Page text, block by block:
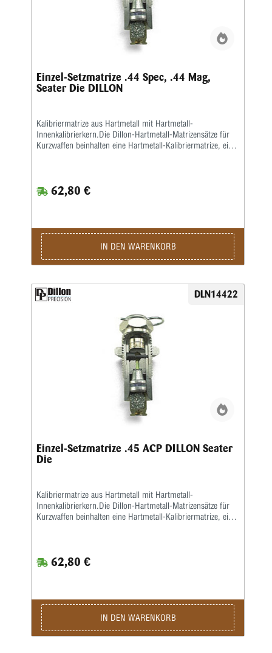
Einzel-Setzmatrize .44 Spec, .44 Mag,
Seater Die DILLON
Kalibriermatrize aus Hartmetall mit Hartmetall-
Innenkalibrierkern.Die Dillon-Hartmetall-Matrizensätze für
Kurzwaffen beinhalten eine Hartmetall-Kalibriermatrize, eine
Pulverfüllen in einem Arbeitsgang geschieht. Sollten Sie
Dillon-Matrizensätze in einer Einstationen-Presse benutzen,
62,80 €
IN DEN WARENKORB
DLN14422
Einzel-Setzmatrize .45 ACP DILLON Seater
Die
Kalibriermatrize aus Hartmetall mit Hartmetall-
Innenkalibrierkern.Die Dillon-Hartmetall-Matrizensätze für
Kurzwaffen beinhalten eine Hartmetall-Kalibriermatrize, eine
Pulverfüllen in einem Arbeitsgang geschieht. Sollten Sie
Dillon-Matrizensätze in einer Einstationen-Presse benutzen,
62,80 €
IN DEN WARENKORB